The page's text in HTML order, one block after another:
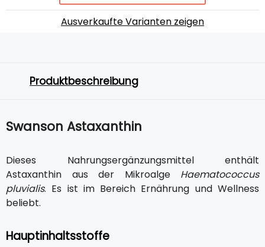
Ausverkaufte Varianten zeigen
Produktbeschreibung
Swanson Astaxanthin
Dieses Nahrungsergänzungsmittel enthält
Astaxanthin aus der Mikroalge Haematococcus
pluvialis. Es ist im Bereich Ernährung und Wellness
beliebt.
Hauptinhaltsstoffe